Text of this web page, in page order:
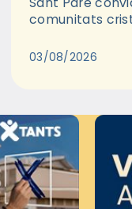
comunitats
pregària, el…
03/08/2026